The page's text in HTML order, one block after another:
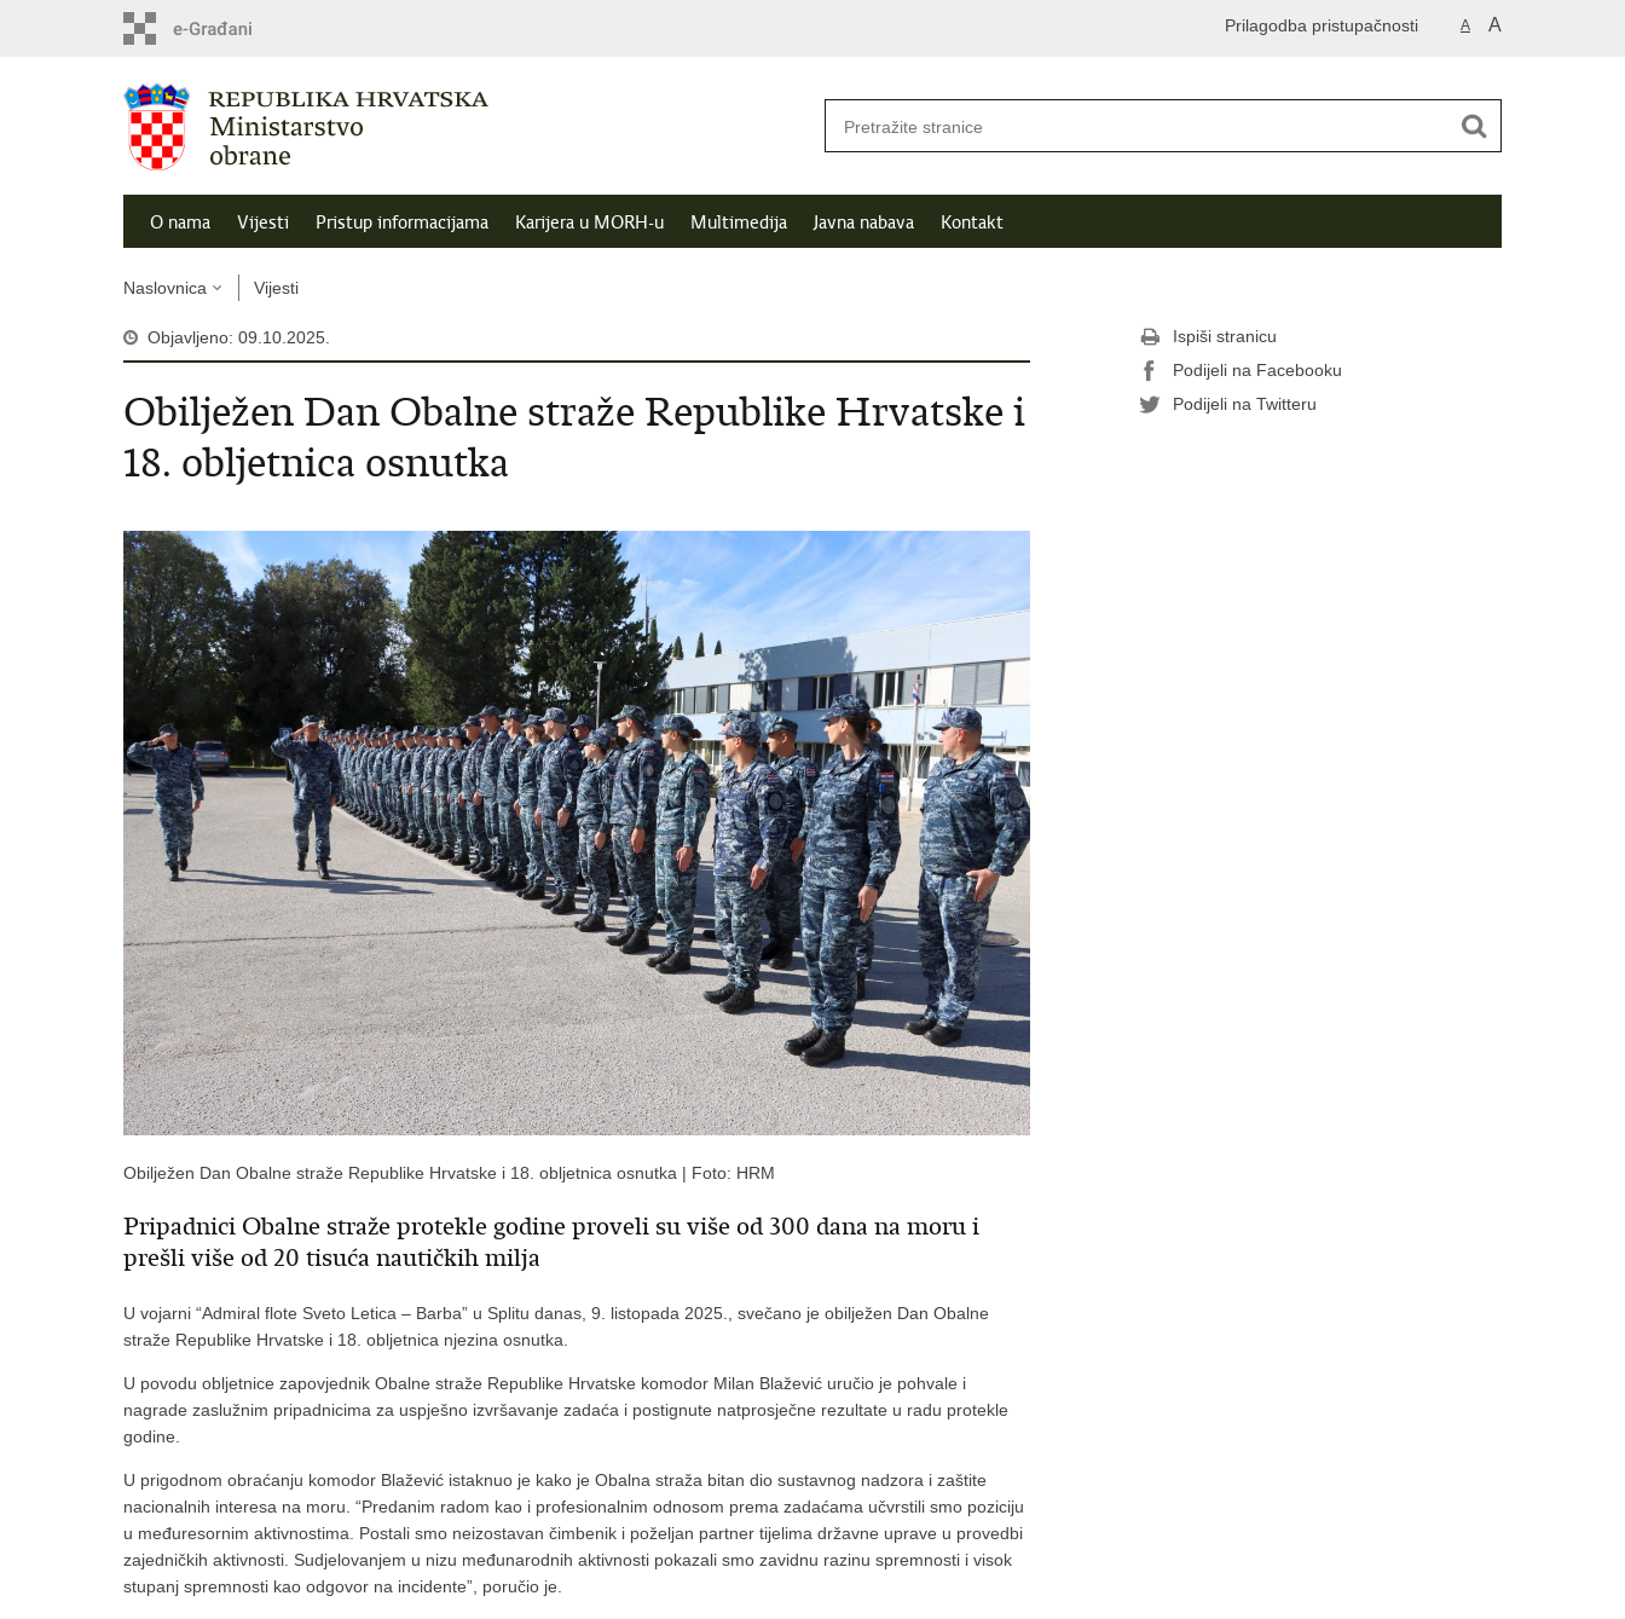
A A
Prilagodba pristupačnosti
O nama Vijesti Pristup informacijama Karijera u MORH-u Multimedija Javna nabava Kontakt
Naslovnica Vijesti
Objavljeno: 09.10.2025.
Obilježen Dan Obalne straže Republike Hrvatske i
18. obljetnica osnutka
Obilježen Dan Obalne straže Republike Hrvatske i 18. obljetnica osnutka | Foto: HRM
Pripadnici Obalne straže protekle godine proveli su više od 300 dana na moru i
prešli više od 20 tisuća nautičkih milja
U vojarni “Admiral flote Sveto Letica – Barba” u Splitu danas, 9. listopada 2025., svečano je obilježen Dan Obalne
straže Republike Hrvatske i 18. obljetnica njezina osnutka.
U povodu obljetnice zapovjednik Obalne straže Republike Hrvatske komodor Milan Blažević uručio je pohvale i
nagrade zaslužnim pripadnicima za uspješno izvršavanje zadaća i postignute natprosječne rezultate u radu protekle
godine.
U prigodnom obraćanju komodor Blažević istaknuo je kako je Obalna straža bitan dio sustavnog nadzora i zaštite
nacionalnih interesa na moru. “Predanim radom kao i profesionalnim odnosom prema zadaćama učvrstili smo poziciju
u međuresornim aktivnostima. Postali smo neizostavan čimbenik i poželjan partner tijelima državne uprave u provedbi
zajedničkih aktivnosti. Sudjelovanjem u nizu međunarodnih aktivnosti pokazali smo zavidnu razinu spremnosti i visok
stupanj spremnosti kao odgovor na incidente”, poručio je.
Ispiši stranicu
Podijeli na Facebooku
Podijeli na Twitteru